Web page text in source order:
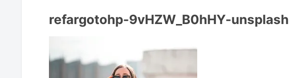
refargotohp-9vHZW_B0hHY-unsplash